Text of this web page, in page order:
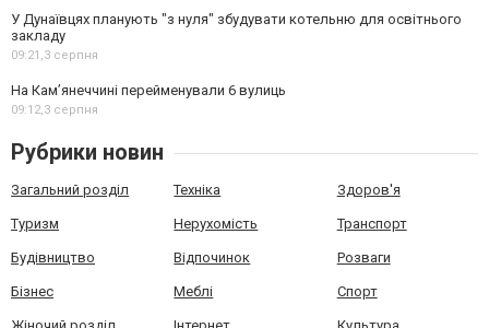
У Дунаївцях планують "з нуля" збудувати котельню для освітнього
закладу
09:21,3 серпня
На Камʼянеччині перейменували 6 вулиць
09:12,3 серпня
Рубрики новин
Загальний розділ Техніка Здоров'я
Туризм Нерухомість Транспорт
Будівництво Відпочинок Розваги
Бізнес Меблі Спорт